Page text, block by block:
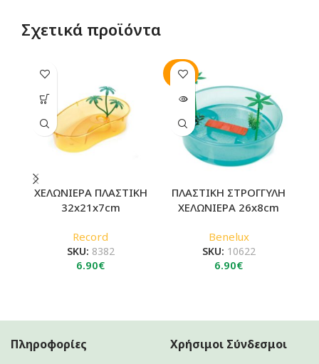
Σχετικά προϊόντα
ΧΕΛΩΝΙΕΡΑ ΠΛΑΣΤΙΚΗ
32x21x7cm
Record
SKU: 8382
6.90€
SOLD
OUT
ΠΛΑΣΤΙΚΗ ΣΤΡΟΓΓΥΛΗ
ΧΕΛΩΝΙΕΡΑ 26x8cm
Benelux
SKU: 10622
6.90€
Πληροφορίες
Χρήσιμοι Σύνδεσμοι